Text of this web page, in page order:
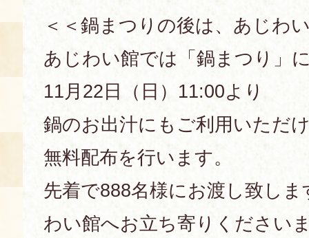
＜＜鍋まつりの後は、あじわ
あじわい館では「鍋まつり」
11月22日（日）11:00より
鍋のお出汁にもご利用いただ
無料配布を行います。
先着で888名様にお渡し致し
わい館へお立ち寄りください